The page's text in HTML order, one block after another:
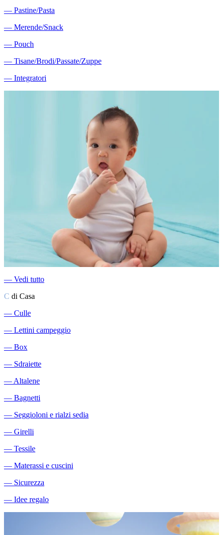
― Pastine/Pasta
― Merende/Snack
― Pouch
― Tisane/Brodi/Passate/Zuppe
― Integratori
― Vedi tutto
C di Casa
― Culle
― Lettini campeggio
― Box
― Sdraiette
―Altalene
― Bagnetti
― Seggioloni e rialzi sedia
― Girelli
― Tessile
― Materassi e cuscini
― Sicurezza
― Idee regalo